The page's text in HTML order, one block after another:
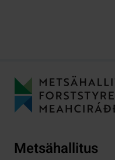
Metsähallitus